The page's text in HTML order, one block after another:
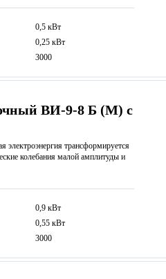
0,5 кВт
0,25 кВт
3000
ВИ-9-8 Б (M) с
электроэнергия трансформируется
колебания малой амплитуды и
0,9 кВт
0,55 кВт
3000